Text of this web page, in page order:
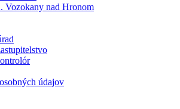
Vozokany nad Hronom
údajov